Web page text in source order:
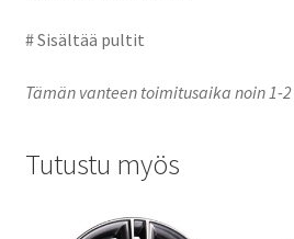
# Sisältää pultit
Tämän vanteen toimitusaika noin 1-
Tutustu myös